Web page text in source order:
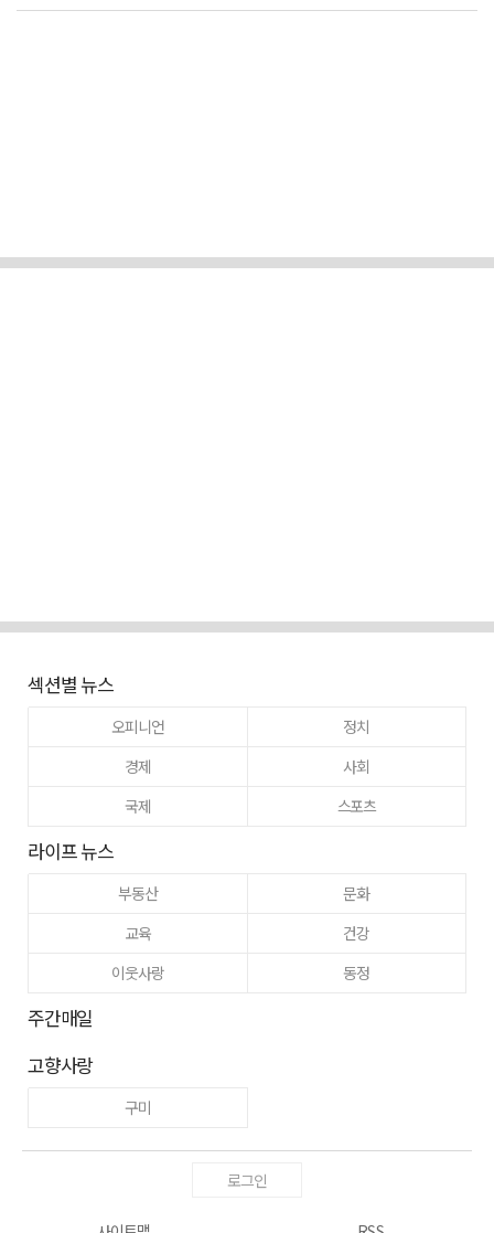
섹션별 뉴스
오피니언
정치
경제
사회
국제
스포츠
라이프 뉴스
부동산
문화
교육
건강
이웃사랑
동정
주간매일
고향사랑
구미
로그인